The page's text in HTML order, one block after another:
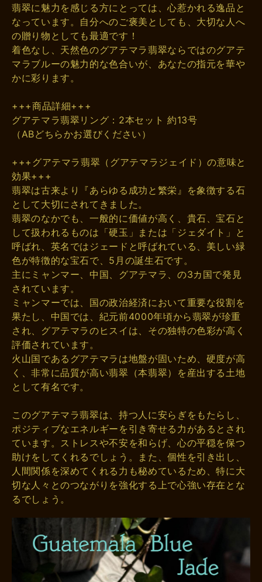
翡翠に魅力を感じる方にとっては、心惹かれる逸品と
なっています。自分へのご褒美としても、大切な人へ
の贈り物としても最適です！
着色なし、天然色のグアテマラ翡翠ならではのグアテ
マラブルーの魅力的な色合いが、あなたの指元を華や
かに彩ります。
+++商品詳細+++
グアテマラ翡翠リング：2本セット 約13号
（ABどちらかお選びください）
+++グアテマラ翡翠（グアテマラジェイド）の意味と
効果+++
翡翠は古来より『あらゆる成功と繁栄』を象徴する石
として大切にされてきました。
翡翠のなかでも、一般的に価値が高く、貴石、宝石と
して扱われるものは「硬玉」または「ジェダイト」と
呼ばれ、英名ではジェードと呼ばれている、美しい緑
色が特徴的な宝石で、5月の誕生石です。
主にミャンマー、中国、グアテマラ、の3カ国で発見
されています。
ミャンマーでは、国の政治経済において重要な役割を
果たし、中国では、紀元前4000年頃から翡翠が珍重
され、グアテマラのヒスイは、その独特の色彩が高く
評価されています。
火山国であるグアテマラは地盤が固いため、硬度が高
く、非常に品質が高い翡翠（本翡翠）を産出する土地
として有名です。
このグアテマラ翡翠は、持つ人に安らぎをもたらし、
ポジティブなエネルギーを引き寄せる力があるとされ
ています。ストレスや不安を和らげ、心の平穏を保つ
助けをしてくれるでしょう。また、個性を引き出し、
人間関係を深めてくれる力も秘めているため、特に大
切な人々とのつながりを強化する上で心強い存在とな
るでしょう。